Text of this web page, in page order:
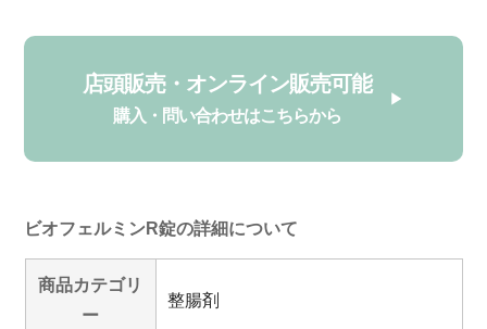
店頭販売・オンライン販売可能
購入・問い合わせはこちらから
ビオフェルミンR錠の詳細について
商品カテゴリ
ー
整腸剤